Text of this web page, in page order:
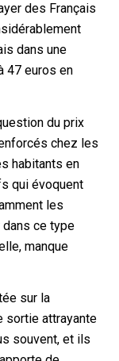
des Français
dans une
47 euros en
du prix
chez les
habitants en
qui évoquent
les
ce type
manque
sur la
sortie attrayante
souvent, et ils